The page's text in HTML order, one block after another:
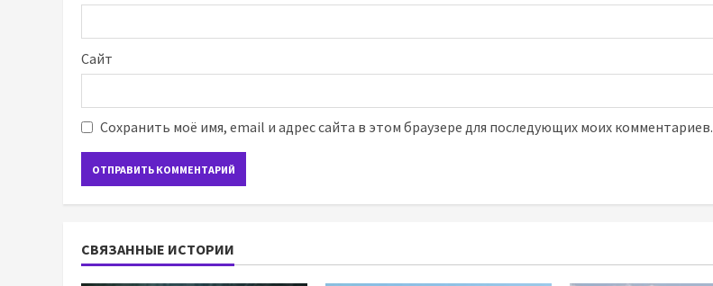
Сайт
Сохранить моё имя, email и адрес сайта в этом браузере для последующих моих комментариев.
СВЯЗАННЫЕ ИСТОРИИ